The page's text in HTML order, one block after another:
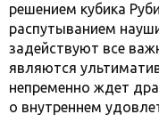
решением кубика
распутыванием
задействуют все
являются
непременно ждет
о внутреннем